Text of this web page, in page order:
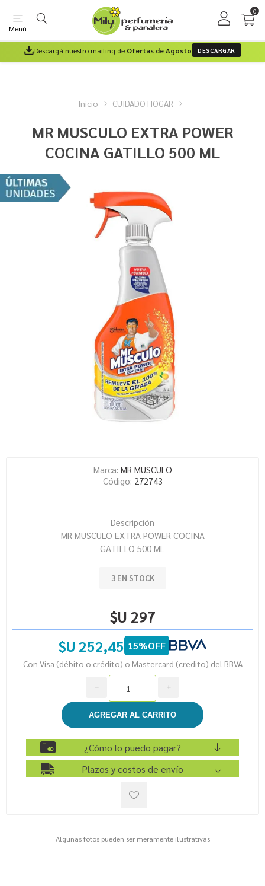
Menú
0
Descargá nuestro mailing de Ofertas de Agosto DESCARGAR
Inicio CUIDADO HOGAR
MR MUSCULO EXTRA POWER
COCINA GATILLO 500 ML
Marca: MR MUSCULO
Código: 272743
Descripción
MR MUSCULO EXTRA POWER COCINA
GATILLO 500 ML
3 EN STOCK
$U 297
$U 252,45 15%OFF
Con Visa (débito o crédito) o Mastercard (credito) del BBVA
i
h
¿Cómo lo puedo pagar?
Plazos y costos de envío
Algunas fotos pueden ser meramente ilustrativas